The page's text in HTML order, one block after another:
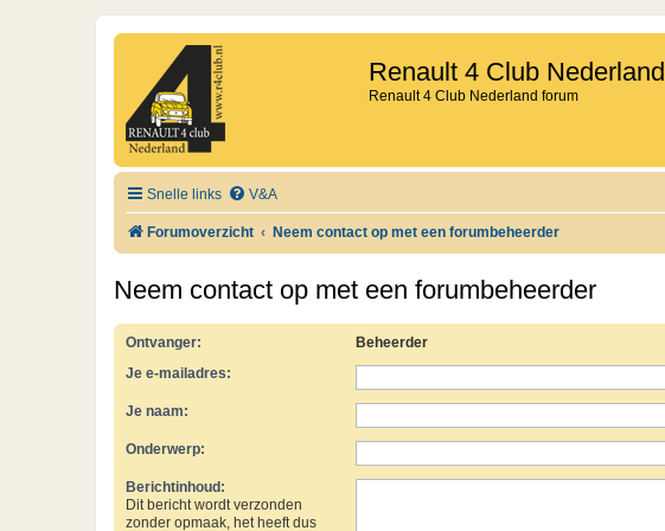
Renault 4 Club Nederland
Renault 4 Club Nederland forum
Snelle links V&A
Forumoverzicht Neem contact op met een forumbeheerder
Neem contact op met een forumbeheerder
Ontvanger:
Beheerder
Je e-mailadres:
Je naam:
Onderwerp:
Berichtinhoud:
Dit bericht wordt verzonden
zonder opmaak, het heeft dus